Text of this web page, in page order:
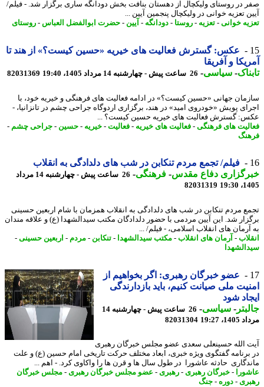
در روستای ولیکچال از دهستان بنافت بخش دودانگه ساری برگزار شد. - فیلم/
تعزیه خوانی در ولیکچال پنجمین آیین ...
خوانی- تعزیه- روستا-دودانگه-آیین -حضرت ابوالفضل العباس-روستای
عکس: گسترش فعالیت های خیریه «حسین کیست؟» از هند تا
و آفریقا
-سیاسی-26 ساعت پیش - چهارشنبه 14 مرداد 1405، 19:40 82031369
جهانی «حسین کیست؟» در ادامه فعالیت های فرهنگی و خیریه خود، با
پویش «خودروی امید» در هند، برگزاری اردوگاه جراحی چشم در تانزانیا، -
گسترش فعالیت های خیریه حسین کیست؟ ...
های فرهنگی-فعالیت های خیریه- فعالیت-خیریه- حسین-جراحی چشم-
فیلم/ تجمع مردم تنکابن در شب های دلدادگی به انقلاب
دفاع مقدس-فرهنگی-
26 ساعت پیش - چهارشنبه 14 مرداد
82031319
مردم تنکابن در شب های دلدادگی به انقلاب همزمان با شام اربعین حسینی
شد. این آیین مردمی با حضور دلدادگان مکتب سیدالشهدا (ع) و علاقه مندان
های انقلاب اسلامی، - فیلم/ ...
-آرمان های انقلاب-مکتب سیدالشهدا-تنکابن-مردم- اربعین حسینی-
عضو خبرگان رهبری: اگر بخواهیم از
ملی صیانت کنیم، باید بازدارندگی
شود
-سیاسی-
26 ساعت پیش - چهارشنبه 14
19:27
82031304
الله حسینعلی سعدی عضو مجلس خبرگان رهبری
گفتگوی ویژه خبری، ابعاد مختلف حرکت تاریخی امام حسین (ع) و علت
حادثه عاشورا در طول سال ها و قرن ها را واکاوی کرد. - اهم ...
-خبرگان رهبری- رهبری- عضو مجلس خبرگان رهبری- مجلس خبرگان
- دوره-جنگ